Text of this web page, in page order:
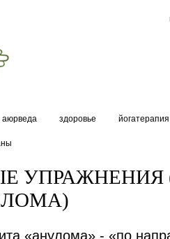
аюрведа здоровье йогатерапия
УПРАЖНЕНИЯ
«анулома» - «по